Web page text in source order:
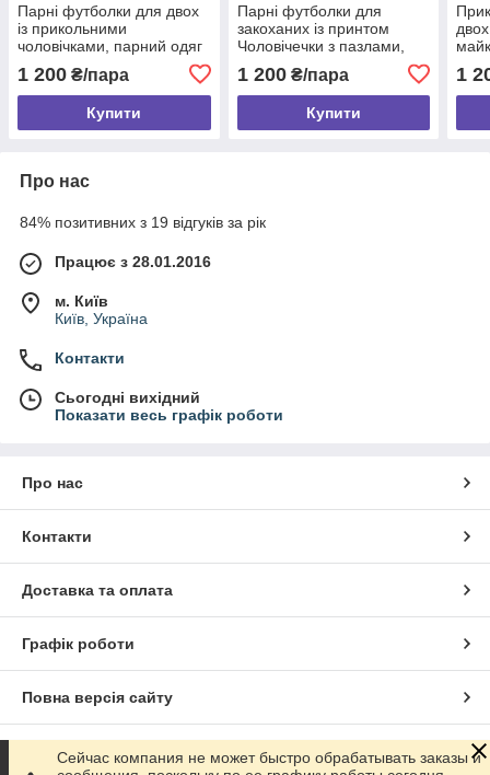
Парні футболки для двох
із прикольними
чоловічками, парний одяг
майки для закоханих на
подарунок 14 лютого
1 200 ₴/пара
Купити
Парні футболки для
закоханих із принтом
Чоловічечки з пазлами,
прикольні майки для двох
на 14 лютого
1 200₴/пара
Купити
1
Про нас
84% позитивних з 19 відгуків за рік
Працює з 28.01.2016
м. Київ
Київ, Україна
Контакти
Сьогодні вихідний
Показати весь графік роботи
Про нас
Контакти
Доставка та оплата
Графік роботи
Повна версія сайту
Сайт створено на маркетплейсі Prom.ua
Сейчас компания не может быстро обрабатывать заказы и